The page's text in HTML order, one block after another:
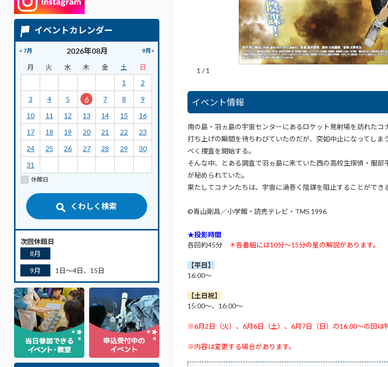
イベントカレンダー
< 7月 2026年08月 9月>
月 火 水 木 金 土
日
1
2
3
4 5 6 7 8
9
10
11 12 13 14 15
16
17
18 19 20 21 22
23
24
25 26 27 28 29
30
31
休館日
くわしく検索
次回休館日
8月
9月 1日～4日、15日
1 /1
イベント情報
南の島・羽ヵ島の宇宙センターにあるロケット発射場を訪れたコ
打ち上げの瞬間を待ちわびていたのだが、突如中止になってし
べく捜査を開始する。
そんな中、とある調査で羽ヵ島に来ていた西の高校生探偵・服
が秘められていた。
果たしてコナンたちは、宇宙に渦巻く陰謀を阻止することができ
©青山剛昌／小学館・読売テレビ・TMS 1996
★投影時間
各回約45分 ＊各番組には10分～15分の星の解説があります。
【平日】
16:00～
【土日祝】
15:00～、16:00～
※6月2日（火）、6月6日（土）、6月7日（日）の16:00～の回は
※内容は変更する場合があります。